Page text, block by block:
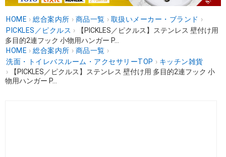
HOME › 総合案内所 › 商品一覧 › 取扱いメーカー・ブランド ›
PICKLES／ピクルス ›
【PICKLES／ピクルス】ステンレス 壁付け用
多目的2連フック 小物用ハンガー P...
HOME › 総合案内所 › 商品一覧 ›
洗面・トイレバスルーム・アクセサリーTOP › キッチン雑貨
›
【PICKLES／ピクルス】ステンレス 壁付け用 多目的2連フック 小
物用ハンガー P...